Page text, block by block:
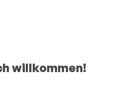
willkommen!